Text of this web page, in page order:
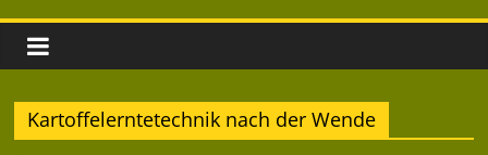
Kartoffelerntetechnik nach der Wende